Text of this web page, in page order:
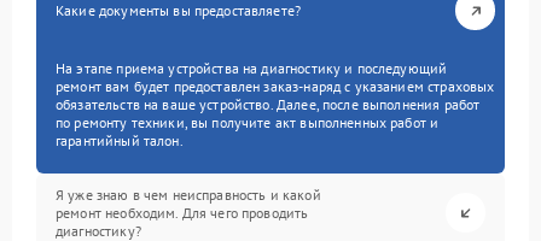
Какие документы вы предоставляете?
На этапе приема устройства на диагностику и последующий
ремонт вам будет предоставлен заказ-наряд с указанием страховых
обязательств на ваше устройство. Далее, после выполнения работ
по ремонту техники, вы получите акт выполненных работ и
гарантийный талон.
Я уже знаю в чем неисправность и какой
ремонт необходим. Для чего проводить
диагностику?